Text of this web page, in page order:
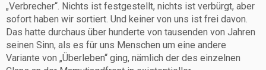
„Verbrecher“. Nichts ist festgestellt, nichts ist verbürgt, aber
sofort haben wir sortiert. Und keiner von uns ist frei davon.
Das hatte durchaus über hunderte von tausenden von Jahren
seinen Sinn, als es für uns Menschen um eine andere
Variante von „Überleben“ ging, nämlich der des einzelnen